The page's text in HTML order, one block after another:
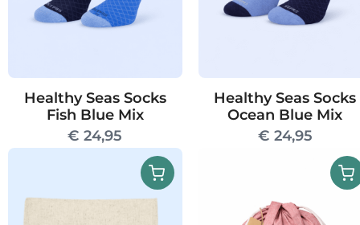
Healthy Seas Socks
Fish Blue Mix
€ 24,95
Healthy Seas Socks
Ocean Blue Mix
€ 24,95